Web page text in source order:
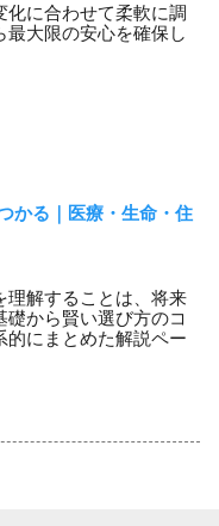
化に合わせて柔軟に調
大限の安心を確保し
かる｜医療・生命・住
理解することは、将来
から賢い選び方のコ
的にまとめた解説ペー